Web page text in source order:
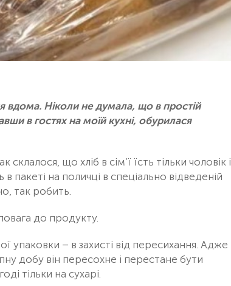
вдома. Ніколи не думала, що в простій
в гостях на моїй кухні, обурилася
що хліб в сім’ї їсть тільки чоловік і
пакеті на поличці в спеціально відведеній
так робить.
до продукту.
упаковки – в захисті від пересихання. Адже
добу він пересохне і перестане бути
тільки на сухарі.